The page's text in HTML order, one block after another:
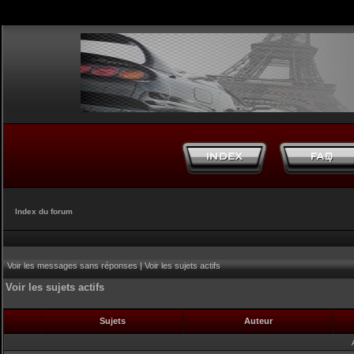
Index du forum
Voir les messages sans réponses|Voir les sujets actifs
Voir les sujets actifs
Sujets Auteur